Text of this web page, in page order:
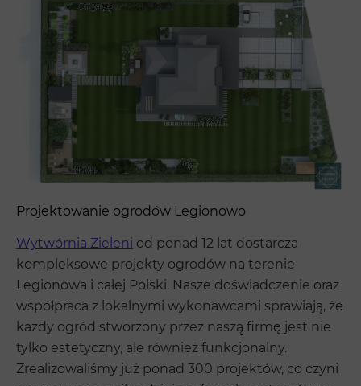
Projektowanie ogrodów Legionowo
Wytwórnia Zieleni od ponad 12 lat dostarcza
kompleksowe projekty ogrodów na terenie
Legionowa i całej Polski. Nasze doświadczenie oraz
współpraca z lokalnymi wykonawcami sprawiają, że
każdy ogród stworzony przez naszą firmę jest nie
tylko estetyczny, ale również funkcjonalny.
Zrealizowaliśmy już ponad 300 projektów, co czyni